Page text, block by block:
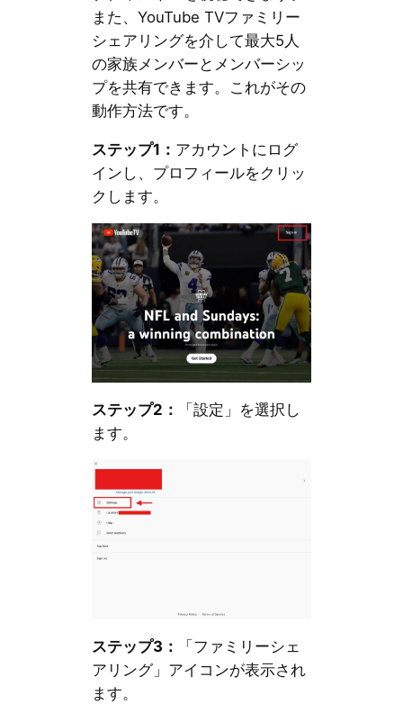
また、YouTube TVファミリー
シェアリングを介して最大5人
の家族メンバーとメンバーシッ
プを共有できます。これがその
動作方法です。
ステップ1： アカウントにログ
インし、プロフィールをクリッ
クします。
ステップ2：
「設定」を選択し
ます。
ステップ3：
「ファミリーシェ
アリング」アイコンが表示され
ます。